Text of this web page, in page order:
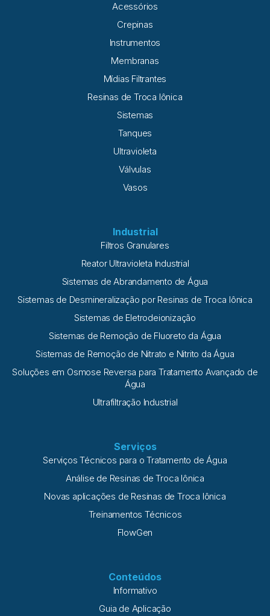
Acessórios
Crepinas
Instrumentos
Membranas
Mídias Filtrantes
Resinas de Troca Iônica
Sistemas
Tanques
Ultravioleta
Válvulas
Vasos
Industrial
Filtros Granulares
Reator Ultravioleta Industrial
Sistemas de Abrandamento de Água
Sistemas de Desmineralização por Resinas de Troca Iônica
Sistemas de Eletrodeionização
Sistemas de Remoção de Fluoreto da Água
Sistemas de Remoção de Nitrato e Nitrito da Água
Soluções em Osmose Reversa para Tratamento Avançado de
Água
Ultrafiltração Industrial
Serviços
Serviços Técnicos para o Tratamento de Água
Análise de Resinas de Troca Iônica
Novas aplicações de Resinas de Troca Iônica
Treinamentos Técnicos
FlowGen
Conteúdos
Informativo
Guia de Aplicação